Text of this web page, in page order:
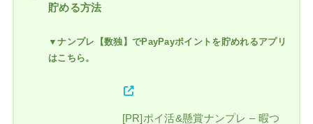
貯める方法
▼ナンプレ【数独】でPayPayポイントを貯めれるアプリ
はこちら。
[PR]ポイ活&懸賞ナンプレ – 暇つ